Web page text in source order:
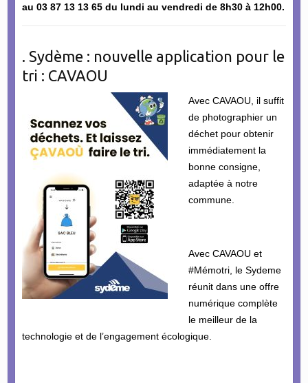
au 03 87 13 13 65 du lundi au vendredi de 8h30 à 12h00.
. Sydème : nouvelle application pour le
tri : CAVAOU
Avec CAVAOU, il suffit
de photographier un
déchet pour obtenir
immédiatement la
bonne consigne,
adaptée à notre
commune.
Avec CAVAOU et
#Mémotri, le Sydeme
réunit dans une offre
numérique complète
le meilleur de la
technologie et de l’engagement écologique.